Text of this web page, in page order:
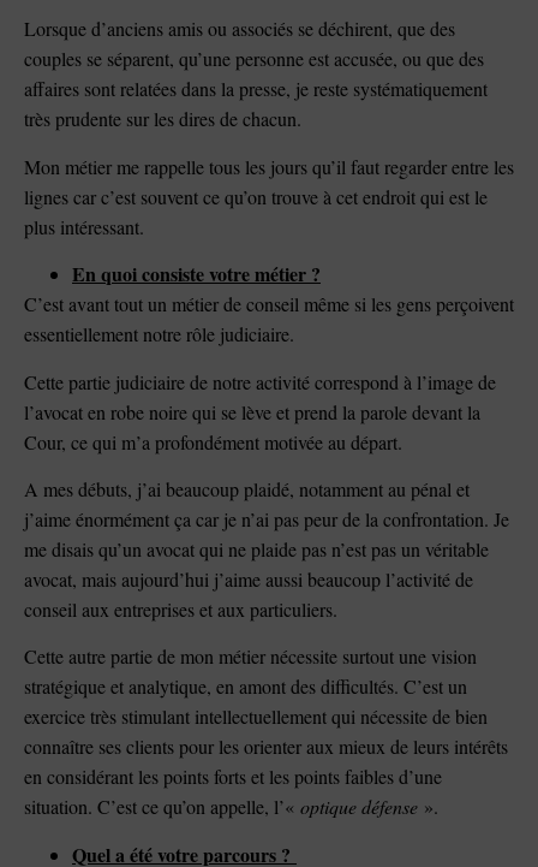
Lorsque d’anciens amis ou associés se déchirent, que des
couples se séparent, qu’une personne est accusée, ou que des
affaires sont relatées dans la presse, je reste systématiquement
très prudente sur les dires de chacun.
Mon métier me rappelle tous les jours qu’il faut regarder entre les
lignes car c’est souvent ce qu’on trouve à cet endroit qui est le
plus intéressant.
En quoi consiste votre métier ?
C’est avant tout un métier de conseil même si les gens perçoivent
essentiellement notre rôle judiciaire.
Cette partie judiciaire de notre activité correspond à l’image de
l’avocat en robe noire qui se lève et prend la parole devant la
Cour, ce qui m’a profondément motivée au départ.
A mes débuts, j’ai beaucoup plaidé, notamment au pénal et
j’aime énormément ça car je n’ai pas peur de la confrontation. Je
me disais qu’un avocat qui ne plaide pas n’est pas un véritable
avocat, mais aujourd’hui j’aime aussi beaucoup l’activité de
conseil aux entreprises et aux particuliers.
Cette autre partie de mon métier nécessite surtout une vision
stratégique et analytique, en amont des difficultés. C’est un
exercice très stimulant intellectuellement qui nécessite de bien
connaître ses clients pour les orienter aux mieux de leurs intérêts
en considérant les points forts et les points faibles d’une
situation. C’est ce qu’on appelle, l’« optique défense ».
Quel a été votre parcours ?